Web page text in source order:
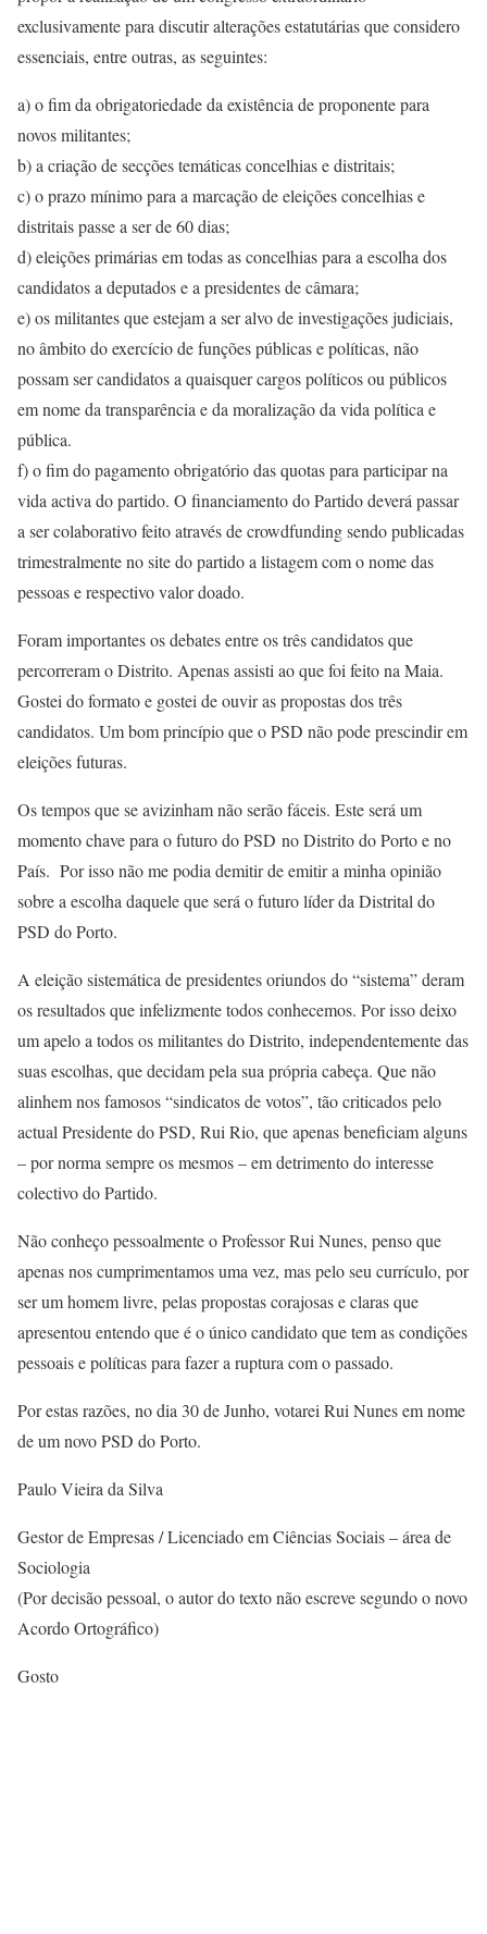
exclusivamente para discutir alterações estatutárias que considero
essenciais, entre outras, as seguintes:
a) o fim da obrigatoriedade da existência de proponente para
novos militantes;
b) a criação de secções temáticas concelhias e distritais;
c) o prazo mínimo para a marcação de eleições concelhias e
distritais passe a ser de 60 dias;
d) eleições primárias em todas as concelhias para a escolha dos
candidatos a deputados e a presidentes de câmara;
e) os militantes que estejam a ser alvo de investigações judiciais,
no âmbito do exercício de funções públicas e políticas, não
possam ser candidatos a quaisquer cargos políticos ou públicos
em nome da transparência e da moralização da vida política e
pública.
f) o fim do pagamento obrigatório das quotas para participar na
vida activa do partido. O financiamento do Partido deverá passar
a ser colaborativo feito através de crowdfunding sendo publicadas
trimestralmente no site do partido a listagem com o nome das
pessoas e respectivo valor doado.
Foram importantes os debates entre os três candidatos que
percorreram o Distrito. Apenas assisti ao que foi feito na Maia.
Gostei do formato e gostei de ouvir as propostas dos três
candidatos. Um bom princípio que o PSD não pode prescindir em
eleições futuras.
Os tempos que se avizinham não serão fáceis. Este será um
momento chave para o futuro do PSD no Distrito do Porto e no
País. Por isso não me podia demitir de emitir a minha opinião
sobre a escolha daquele que será o futuro líder da Distrital do
PSD do Porto.
A eleição sistemática de presidentes oriundos do “sistema” deram
os resultados que infelizmente todos conhecemos. Por isso deixo
um apelo a todos os militantes do Distrito, independentemente das
suas escolhas, que decidam pela sua própria cabeça. Que não
alinhem nos famosos “sindicatos de votos”, tão criticados pelo
actual Presidente do PSD, Rui Rio, que apenas beneficiam alguns
– por norma sempre os mesmos – em detrimento do interesse
colectivo do Partido.
Não conheço pessoalmente o Professor Rui Nunes, penso que
apenas nos cumprimentamos uma vez, mas pelo seu currículo, por
ser um homem livre, pelas propostas corajosas e claras que
apresentou entendo que é o único candidato que tem as condições
pessoais e políticas para fazer a ruptura com o passado.
Por estas razões, no dia 30 de Junho, votarei Rui Nunes em nome
de um novo PSD do Porto.
Paulo Vieira da Silva
Gestor de Empresas / Licenciado em Ciências Sociais – área de
Sociologia
(Por decisão pessoal, o autor do texto não escreve segundo o novo
Acordo Ortográfico)
Gosto